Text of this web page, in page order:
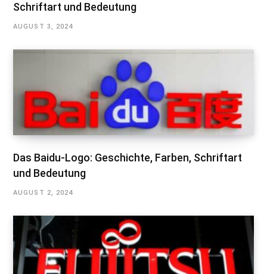
Schriftart und Bedeutung
AUGUST 3, 2024
Das Baidu-Logo: Geschichte, Farben, Schriftart
und Bedeutung
AUGUST 2, 2024